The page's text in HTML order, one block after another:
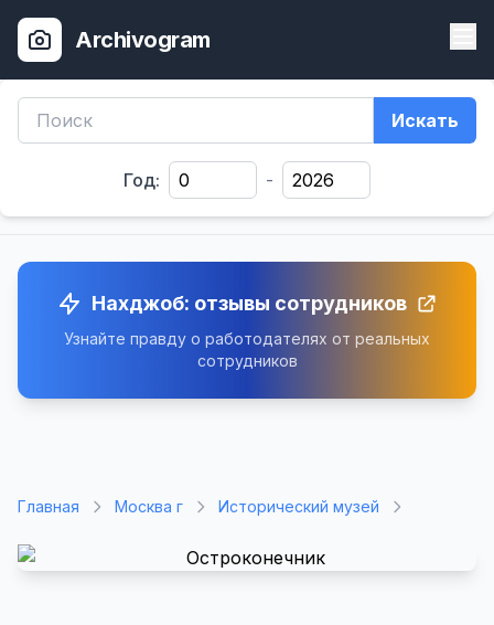
Archivogram
Искать
Год: -
Нахджоб: отзывы сотрудников
Узнайте правду о работодателях от реальных
сотрудников
Главная Москва г Исторический музей